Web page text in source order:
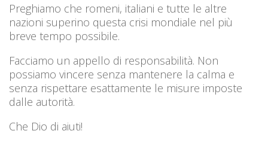
Preghiamo che romeni, italiani e tutte le altre
nazioni superino questa crisi mondiale nel più
breve tempo possibile.
Facciamo un appello di responsabilità. Non
possiamo vincere senza mantenere la calma e
senza rispettare esattamente le misure imposte
dalle autorità.
Che Dio di aiuti!